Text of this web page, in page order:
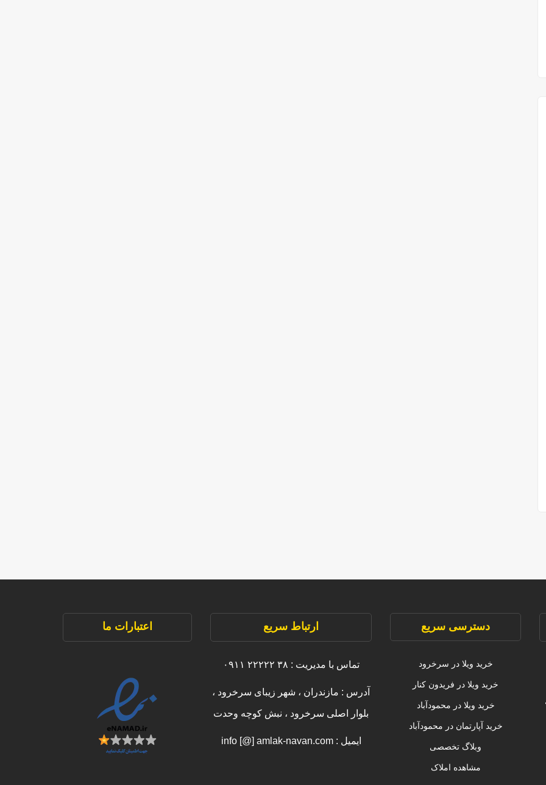
دسترسی سریع
خرید ویلا در سرخرود
خرید ویلا در فریدون کنار
خرید ویلا در محمودآباد
خرید آپارتمان در محمودآباد
وبلاگ تخصصی
مشاهده املاک
ارتباط سریع
تماس با مدیریت : ۳۸ ۲۲۲۲۲ ۰۹۱۱
آدرس : مازندران ، شهر زیبای سرخرود ،
بلوار اصلی سرخرود ، نبش کوچه وحدت
ایمیل : info [@] amlak-navan.com
اعتبارات ما